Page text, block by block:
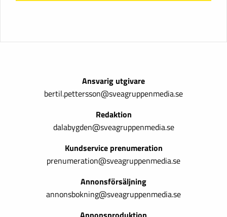
Ansvarig utgivare
bertil.pettersson@sveagruppenmedia.se
Redaktion
dalabygden@sveagruppenmedia.se
Kundservice prenumeration
prenumeration@sveagruppenmedia.se
Annonsförsäljning
annonsbokning@sveagruppenmedia.se